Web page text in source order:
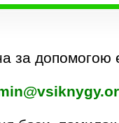
за допомогою